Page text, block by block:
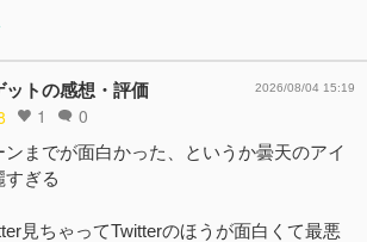
ットの感想・評価
1 0
2026/08/04 15:19
ンまでが面白かった、というか曇天のアイ
すぎる
見ちゃってTwitterのほうが面白くて最悪